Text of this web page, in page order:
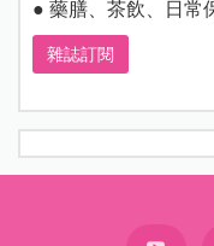
● 藥膳、茶飲、日常
雜誌訂閱